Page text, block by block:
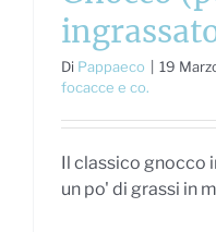
Di Pappaeco 19
focacce e co.
Il classico gnocco
un po' di grassi in